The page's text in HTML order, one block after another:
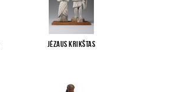
Jėzaus krikštas